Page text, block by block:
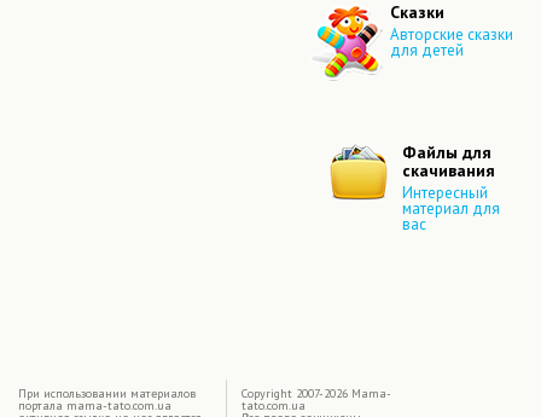
Сказки
Авторские сказки
для детей
Файлы для
скачивания
Интересный
материал для
вас
При использовании материалов
портала mama-tato.com.ua
Copyright 2007-2026 Mama-
tato.com.ua